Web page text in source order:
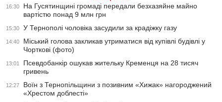
16:30
На Гусятинщині громаді передали безхазяйне майно
вартістю понад 9 млн грн
15:30 У Тернополі чоловіка засудили за крадіжку газу
14:40
Міський голова закликав утриматися від купівлі будівлі у
Чорткові (фото)
13:01
Псевдобанкір ошукав жительку Кременця на 28 тисяч
гривень
12:27
Воїн з Тернопільщини з позивним «Хижак» нагороджений
«Хрестом доблесті»